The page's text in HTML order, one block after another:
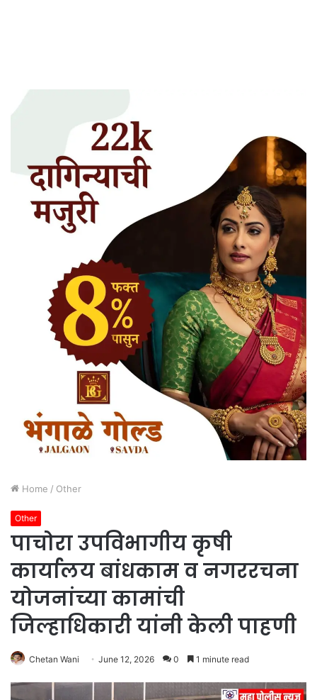
Home / Other
Other
पाचोरा उपविभागीय कृषी
कार्यालय बांधकाम व नगररचना
योजनांच्या कामांची
जिल्हाधिकारी यांनी केली पाहणी
Chetan Wani June 12, 2026 0 1 minute read